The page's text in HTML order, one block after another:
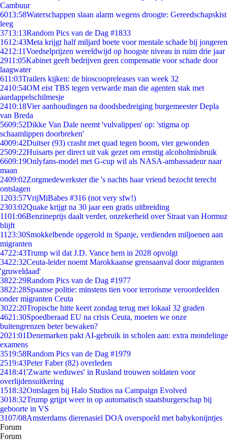
Cambuur
6013:58Waterschappen slaan alarm wegens droogte: Gereedschapskist
leeg
3713:13Random Pics van de Dag #1833
1612:43Meta krijgt half miljard boete voor mentale schade bij jongeren
4212:11Voedselprijzen wereldwijd op hoogste niveau in ruim drie jaar
2911:05Kabinet geeft bedrijven geen compensatie voor schade door
laagwater
611:03Trailers kijken: de bioscoopreleases van week 32
2410:54OM eist TBS tegen verwarde man die agenten stak met
aardappelschilmesje
2410:18Vier aanhoudingen na doodsbedreiging burgemeester Depla
van Breda
5609:52Dikke Van Dale neemt 'vulvalippen' op: 'stigma op
schaamlippen doorbreken'
4009:42Duitser (93) crasht met quad tegen boom, vier gewonden
2509:22Huisarts per direct uit vak gezet om ernstig alcoholmisbruik
6609:19Onlyfans-model met G-cup wil als NASA-ambassadeur naar
maan
2409:02Zorgmedewerkster die 's nachts haar vriend bezocht terecht
ontslagen
1203:57VrijMiBabes #316 (not very sfw!)
2303:02Quake krijgt na 30 jaar een gratis uitbreiding
1101:06Benzineprijs daalt verder, onzekerheid over Straat van Hormuz
blijft
11 23:30Smokkelbende opgerold in Spanje, verdienden miljoenen aan
migranten
4722:43Trump wil dat J.D. Vance hem in 2028 opvolgt
3422:32Ceuta-leider noemt Marokkaanse grensaanval door migranten
'gruweldaad'
3822:29Random Pics van de Dag #1977
3822:28Spaanse politie: minstens tien voor terrorisme veroordeelden
onder migranten Ceuta
3022:20Tropische hitte keert zondag terug met lokaal 32 graden
4621:30Spoedberaad EU na crisis Ceuta, moeten we onze
buitengrenzen beter bewaken?
2021:01Denemarken pakt AI-gebruik in scholen aan: extra mondelinge
examens
3519:58Random Pics van de Dag #1979
2519:43Peter Faber (82) overleden
2418:41'Zwarte weduwes' in Rusland trouwen soldaten voor
overlijdensuitkering
1518:32Ontslagen bij Halo Studios na Campaign Evolved
3018:32Trump grijpt weer in op automatisch staatsburgerschap bij
geboorte in VS
3107/08Amsterdams dierenasiel DOA overspoeld met babykonijntjes
Forum
Forum